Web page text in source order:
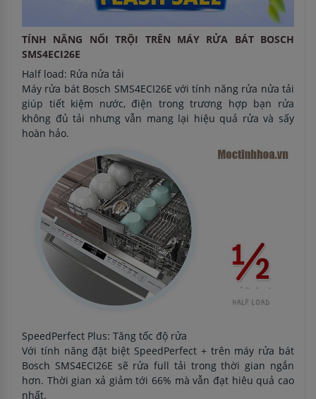
TÍNH NĂNG NỔI TRỘI TRÊN MÁY RỬA BÁT BOSCH
SMS4ECI26E
Half load: Rửa nửa tải
Máy rửa bát Bosch SMS4ECI26E với tính năng rửa nửa tải
giúp tiết kiệm nước, điện trong trương hợp bạn rửa
không đủ tải nhưng vẫn mang lại hiệu quả rửa và sấy
hoàn hảo.
SpeedPerfect Plus: Tăng tốc độ rửa
Với tính năng đặt biệt SpeedPerfect + trên máy rửa bát
Bosch SMS4ECI26E sẽ rửa full tải trong thời gian ngắn
hơn. Thời gian xả giảm tới 66% mà vẫn đạt hiêu quả cao
nhất.